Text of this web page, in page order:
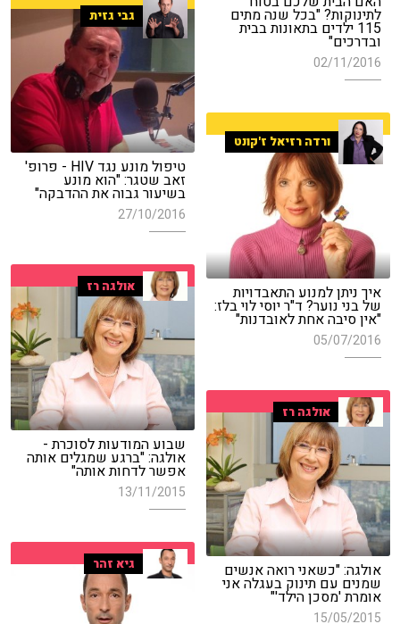
לתינוקות? "בכל שנה מתים
115 ילדים בתאונות בבית
ובדרכים"
02/11/2016
גבי גזית
טיפול מונע נגד HIV - פרופ'
זאב שטגר: "הוא מונע
בשיעור גבוה את ההדבקה"
27/10/2016
ורדה רזיאל ז'קונט
איך ניתן למנוע התאבדויות
של בני נוער? ד"ר יוסי לוי בלז:
"אין סיבה אחת לאובדנות"
05/07/2016
אולגה רז
שבוע המודעות לסוכרת -
אולגה: "ברגע שמגלים אותה
אפשר לדחות אותה"
13/11/2015
אולגה רז
אולגה: "כשאני רואה אנשים
שמנים עם תינוק בעגלה אני
אומרת 'מסכן הילד'"
15/05/2015
גיא זהר